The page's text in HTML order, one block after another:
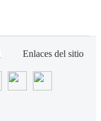
Enlaces del sitio